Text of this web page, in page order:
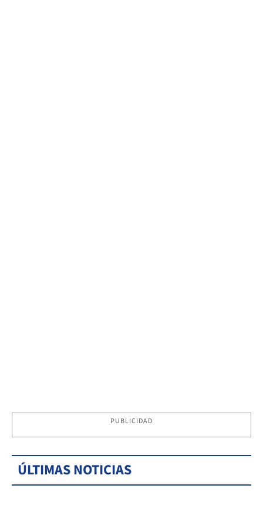
PUBLICIDAD
ÚLTIMAS NOTICIAS